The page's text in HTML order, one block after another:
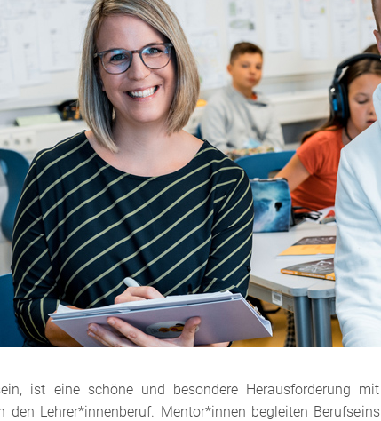
ist eine schöne und besondere Herausforderung
den Lehrer*innenberuf. Mentor*innen begleiten